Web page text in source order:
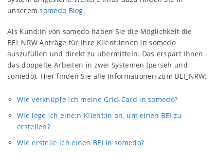
unseremsomedo Blog.
Als Kund:in von somedo haben Sie die Möglichkeit die
BEI_NRW Anträge für Ihre Klient:innen in somedo
auszufüllen und direkt zu übermitteln. Das erspart Ihnen
das doppelte Arbeiten in zwei Systemen (perseh und
somedo). Hier finden Sie alle Informationen zum BEI_NRW:
Wie verknüpfe ich meine Grid-Card in somedo?
Wie lege ich eine:n Klient:in an, um einen BEI zu
erstellen?
Wie erstelle ich einen BEI in somedo?